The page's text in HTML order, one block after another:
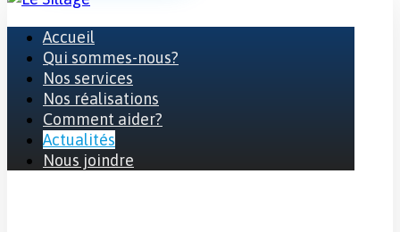
Accueil
Qui sommes-nous?
Nos services
Nos réalisations
Comment aider?
Actualités
Nous joindre